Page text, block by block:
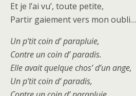
Et je l’ai vu’, toute petite,
Partir gaiement vers mon oubli…
Un p’tit coin d’ parapluie,
Contre un coin d’ paradis.
Elle avait quelque chos’ d’un ange,
Un p’tit coin d’ paradis,